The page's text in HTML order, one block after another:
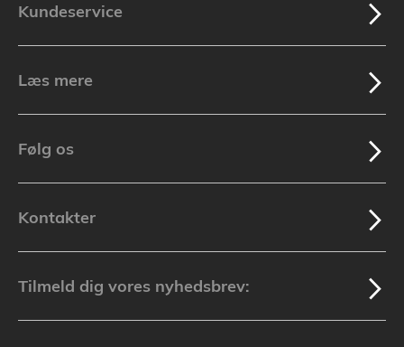
Kundeservice
Læs mere
Følg os
Kontakter
Tilmeld dig vores nyhedsbrev: